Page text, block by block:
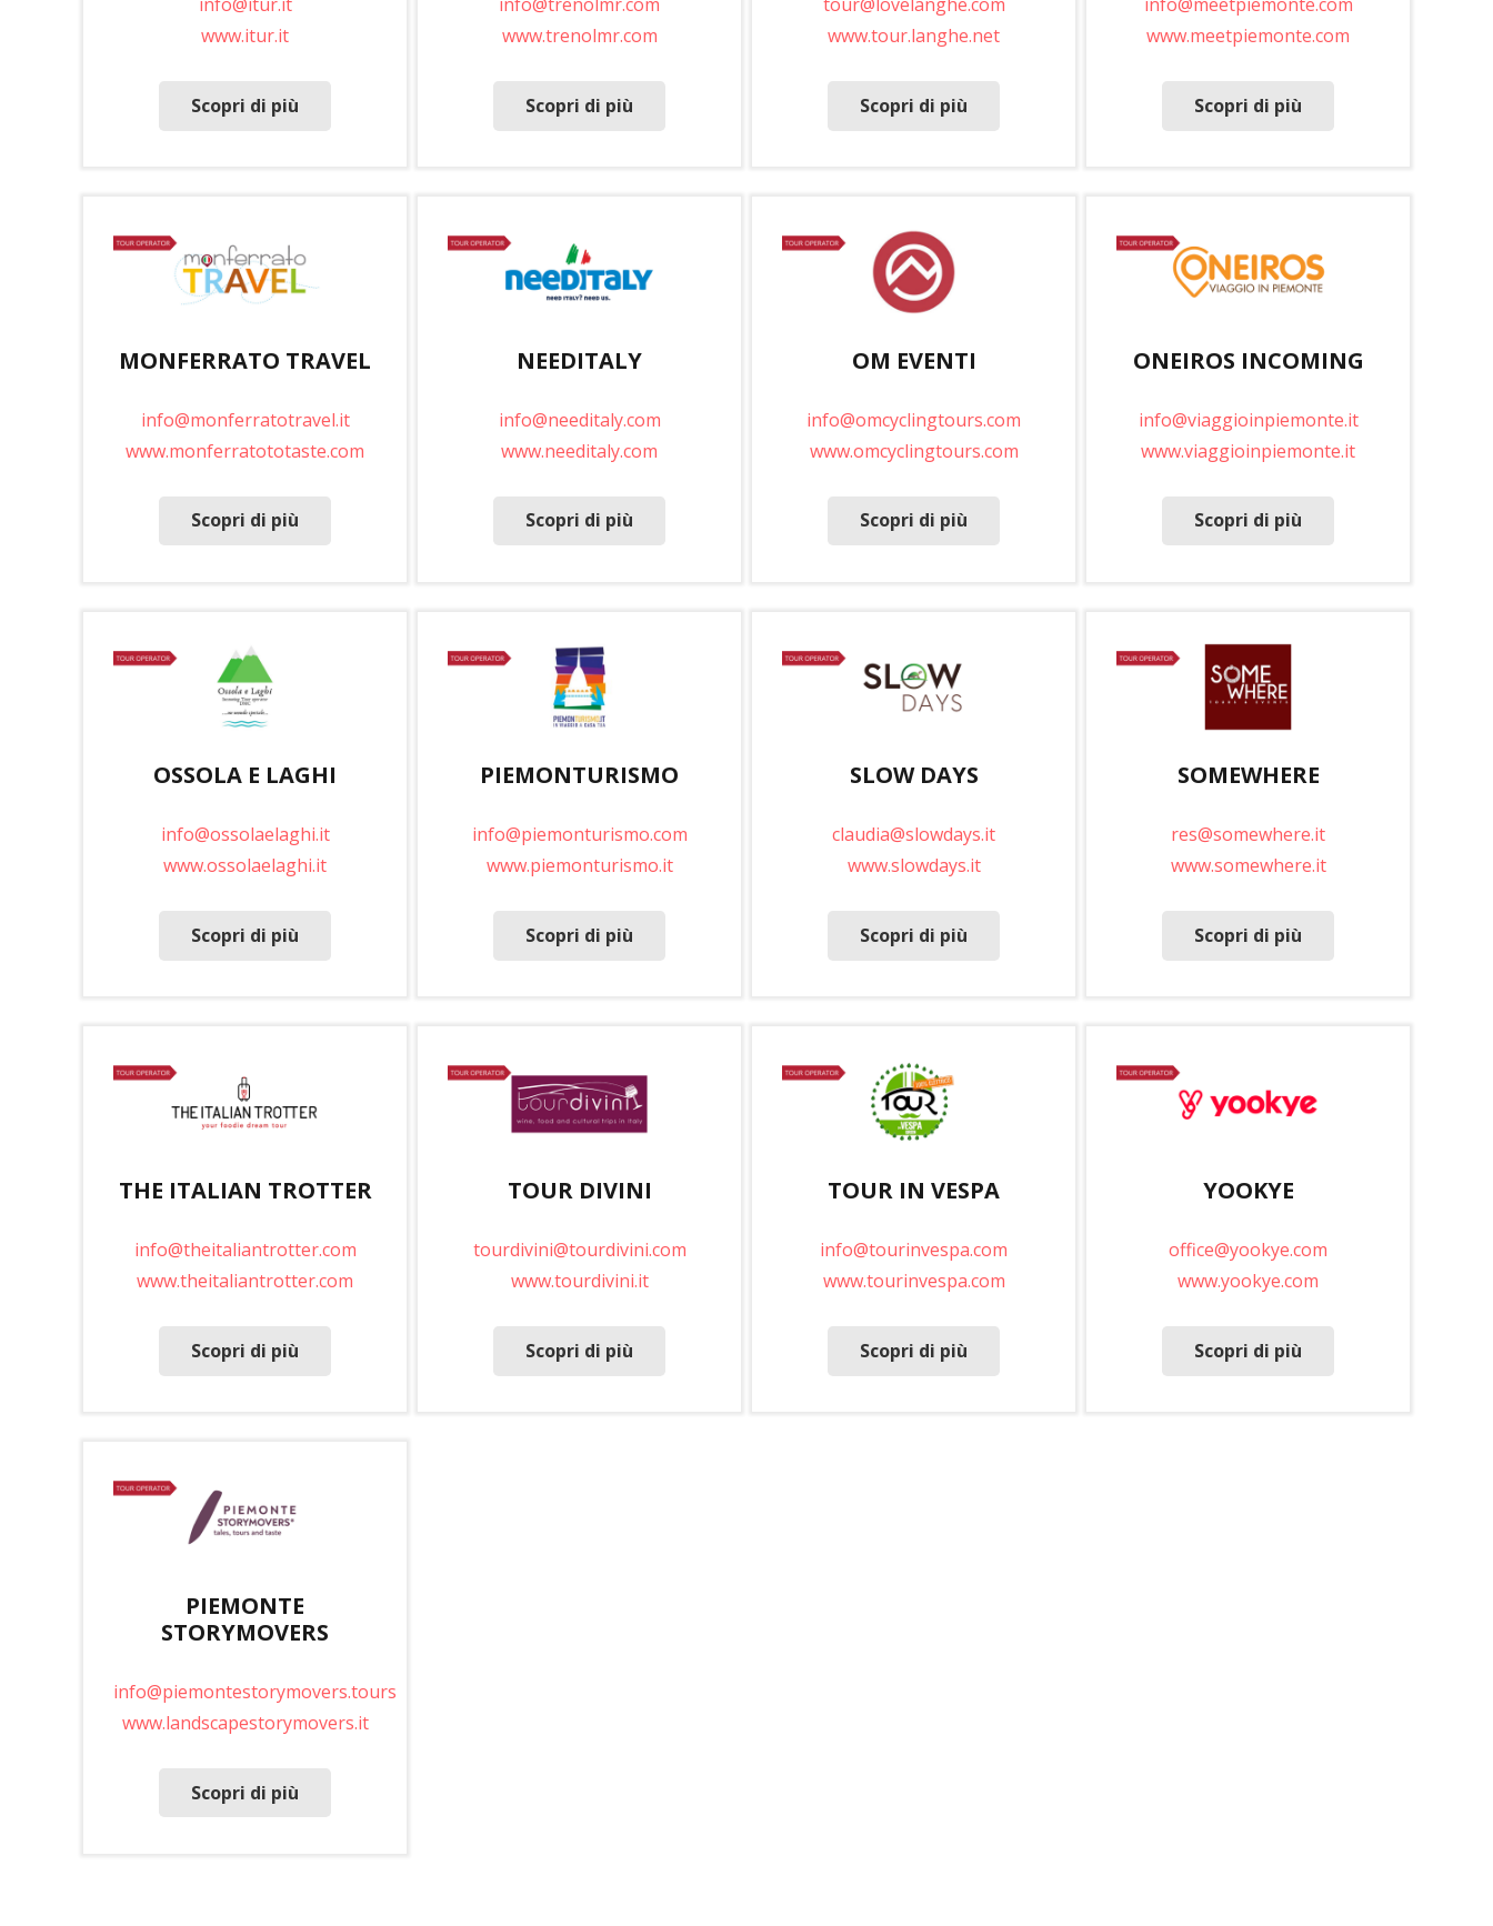
www.itur.it
Scopri di più
www.trenolmr.com
Scopri di più
www.tour.langhe.net
Scopri di più
www.meetpiemonte.com
Scopri di più
MONFERRATO TRAVEL
info@monferratotravel.it
www.monferratototaste.com
Scopri di più
NEEDITALY
info@needitaly.com
www.needitaly.com
Scopri di più
OM EVENTI
info@omcyclingtours.com
www.omcyclingtours.com
Scopri di più
ONEIROS INCOMING
info@viaggioinpiemonte.it
www.viaggioinpiemonte.it
Scopri di più
OSSOLA E LAGHI
info@ossolaelaghi.it
www.ossolaelaghi.it
Scopri di più
PIEMONTURISMO
info@piemonturismo.com
www.piemonturismo.it
Scopri di più
SLOW DAYS
claudia@slowdays.it
www.slowdays.it
Scopri di più
SOMEWHERE
res@somewhere.it
www.somewhere.it
Scopri di più
THE ITALIAN TROTTER
info@theitaliantrotter.com
www.theitaliantrotter.com
Scopri di più
TOUR DIVINI
tourdivini@tourdivini.com
www.tourdivini.it
Scopri di più
TOUR IN VESPA
info@tourinvespa.com
www.tourinvespa.com
Scopri di più
YOOKYE
office@yookye.com
www.yookye.com
Scopri di più
PIEMONTE
STORYMOVERS
info@piemontestorymovers.tours
www.landscapestorymovers.it
Scopri di più